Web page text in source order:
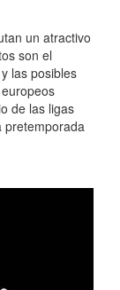
un atractivo
son el
las posibles
de las ligas
pretemporada